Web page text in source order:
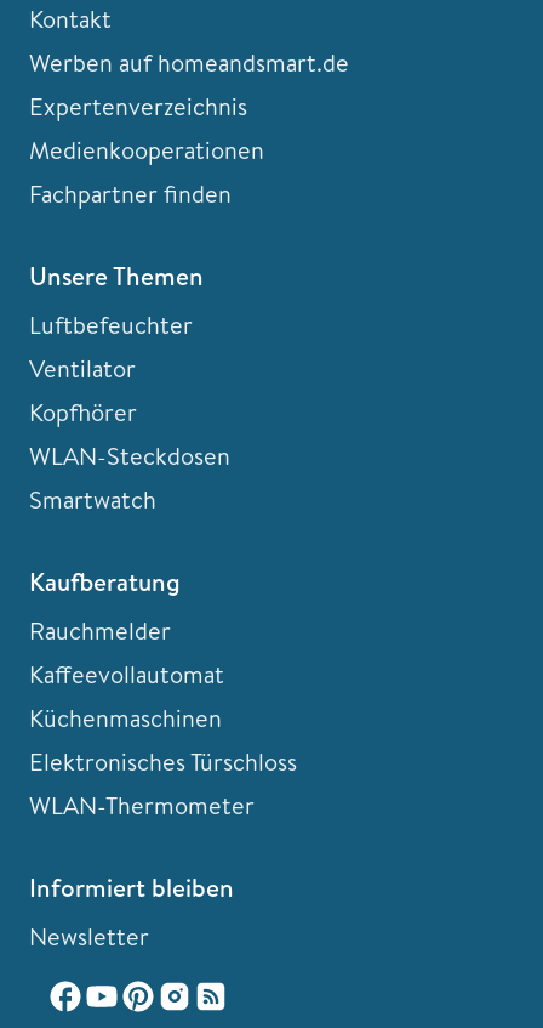
Kontakt
Werben auf homeandsmart.de
Expertenverzeichnis
Medienkooperationen
Fachpartner finden
Unsere Themen
Luftbefeuchter
Ventilator
Kopfhörer
WLAN-Steckdosen
Smartwatch
Kaufberatung
Rauchmelder
Kaffeevollautomat
Küchenmaschinen
Elektronisches Türschloss
WLAN-Thermometer
Informiert bleiben
Newsletter